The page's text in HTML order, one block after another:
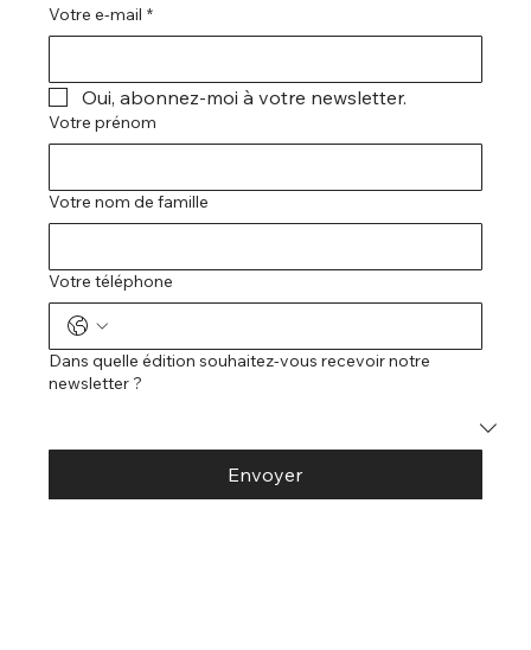
Votre e-mail *
Oui, abonnez-moi à votre newsletter.
Votre prénom
Votre nom de famille
Votre téléphone
Dans quelle édition souhaitez-vous recevoir notre
newsletter ?
Envoyer